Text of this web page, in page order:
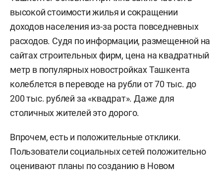
высокой стоимости жилья и сокращении
доходов населения из-за роста повседневных
расходов. Судя по информации, размещенной на
сайтах строительных фирм, цена на квадратный
метр в популярных новостройках Ташкента
колеблется в переводе на рубли от 70 тыс. до
200 тыс. рублей за «квадрат». Даже для
столичных жителей это дорого.
Впрочем, есть и положительные отклики.
Пользователи социальных сетей положительно
оценивают планы по созданию в Новом